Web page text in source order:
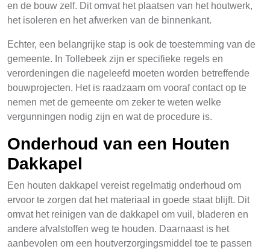
en de bouw zelf. Dit omvat het plaatsen van het houtwerk,
het isoleren en het afwerken van de binnenkant.
Echter, een belangrijke stap is ook de toestemming van de
gemeente. In Tollebeek zijn er specifieke regels en
verordeningen die nageleefd moeten worden betreffende
bouwprojecten. Het is raadzaam om vooraf contact op te
nemen met de gemeente om zeker te weten welke
vergunningen nodig zijn en wat de procedure is.
Onderhoud van een Houten
Dakkapel
Een houten dakkapel vereist regelmatig onderhoud om
ervoor te zorgen dat het materiaal in goede staat blijft. Dit
omvat het reinigen van de dakkapel om vuil, bladeren en
andere afvalstoffen weg te houden. Daarnaast is het
aanbevolen om een houtverzorgingsmiddel toe te passen